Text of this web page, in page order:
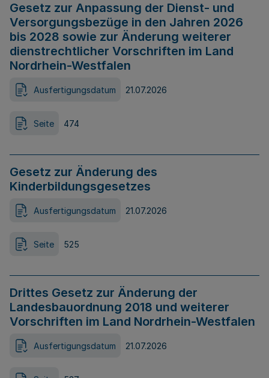
Gesetz zur Anpassung der Dienst- und
Versorgungsbezüge in den Jahren 2026
bis 2028 sowie zur Änderung weiterer
dienstrechtlicher Vorschriften im Land
Nordrhein-Westfalen
Ausfertigungsdatum 21.07.2026
Seite 474
Gesetz zur Änderung des
Kinderbildungsgesetzes
Ausfertigungsdatum 21.07.2026
Seite 525
Drittes Gesetz zur Änderung der
Landesbauordnung 2018 und weiterer
Vorschriften im Land Nordrhein-Westfalen
Ausfertigungsdatum 21.07.2026